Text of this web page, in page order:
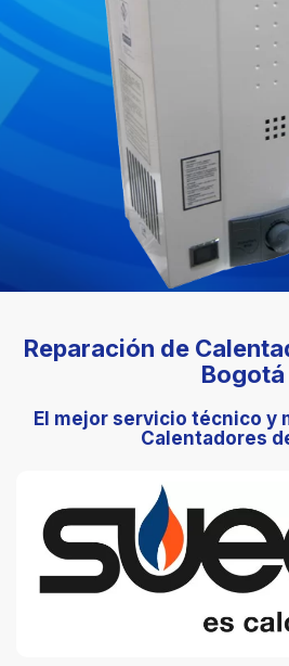
Reparación de
Bogotá
El mejor servicio técnico y
Calentadores